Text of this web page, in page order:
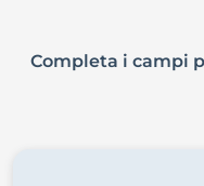
Completa i campi